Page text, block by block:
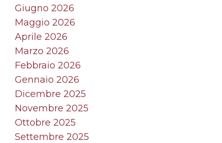
Giugno 2026
Maggio 2026
Aprile 2026
Marzo 2026
Febbraio 2026
Gennaio 2026
Dicembre 2025
Novembre 2025
Ottobre 2025
Settembre 2025